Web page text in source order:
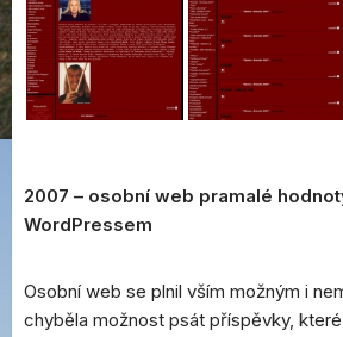
2007 – osobní web pramalé
WordPressem
Osobní web se plnil vším možným i
chyběla možnost psát příspěvky,